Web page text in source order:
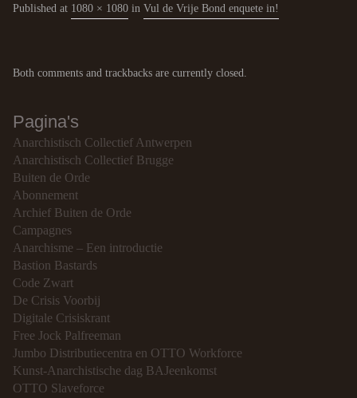
Published at 1080 × 1080 in Vul de Vrije Bond enquete in!
Both comments and trackbacks are currently closed.
Pagina's
Anarchistisch Collectief Antwerpen
Anarchistisch Collectief Brugge
Buiten de Orde
Abonnement
Archief Buiten de Orde
Campagnes
Anarchisme – Een introductie
Bastion Bastards
Code Zwart
De Crisis Voorbij
Digitale Crisiskrant
Free Jock Palfreeman
Jumbo Distributiecentra en OTTO Workforce
Kunst-Anarchistische dag BAJeenkomst
OTTO Slaveforce